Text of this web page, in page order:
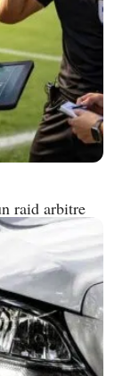
raid arbitre